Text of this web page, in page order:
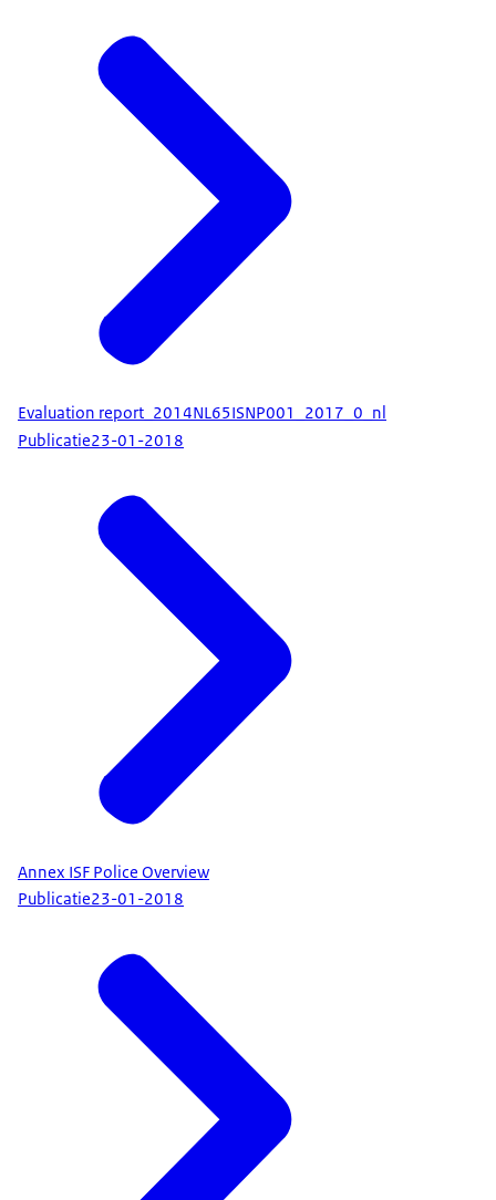
Evaluation report_2014NL65ISNP001_2017_0_nl
Publicatie23-01-2018
Annex ISF Police Overview
Publicatie23-01-2018